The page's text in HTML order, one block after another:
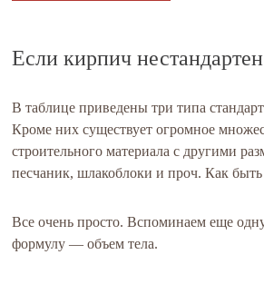
Если кирпич нестандартен
В таблице приведены три типа
Кроме них существует огромное
строительного материала с другими
песчаник, шлакоблоки и проч. Как быть
Все очень просто. Вспоминаем еще
формулу — объем тела.